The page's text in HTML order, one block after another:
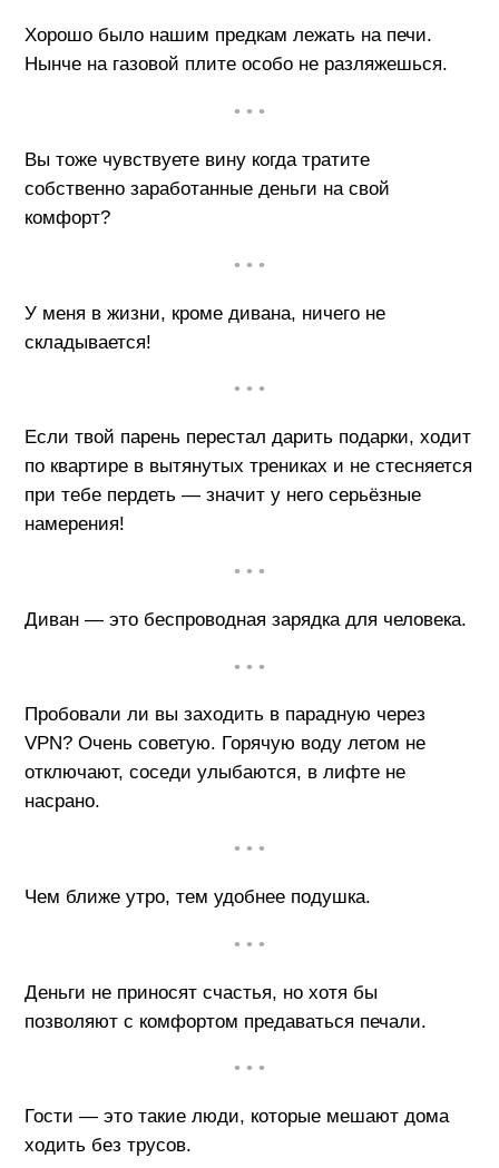
Хорошо было нашим предкам лежать на печи.
Нынче на газовой плите особо не разляжешься.
• • •
Вы тоже чувствуете вину когда тратите
собственно заработанные деньги на свой
комфорт?
• • •
У меня в жизни, кроме дивана, ничего не
складывается!
• • •
Если твой парень перестал дарить подарки, ходит
по квартире в вытянутых трениках и не стесняется
при тебе пердеть — значит у него серьёзные
намерения!
• • •
Диван — это беспроводная зарядка для человека.
• • •
Пробовали ли вы заходить в парадную через
VРN? Очень советую. Горячую воду летом не
отключают, соседи улыбаются, в лифте не
насрано.
• • •
Чем ближе утро, тем удобнее подушка.
• • •
Деньги не приносят счастья, но хотя бы
позволяют с комфортом предаваться печали.
• • •
Гости — это такие люди, которые мешают дома
ходить без трусов.